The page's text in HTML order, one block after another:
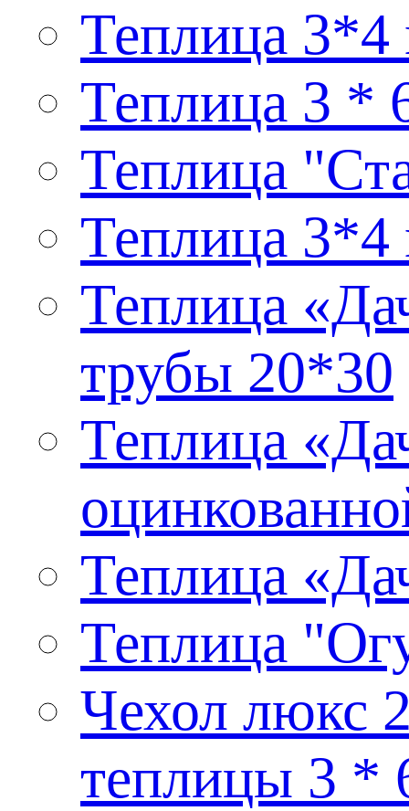
Теплица
Теплица 3 *
Теплица
Теплица 3*4
Теплица
трубы 20*30
Теплица
Теплица
Теплица
Чехол люкс
теплицы 3 *